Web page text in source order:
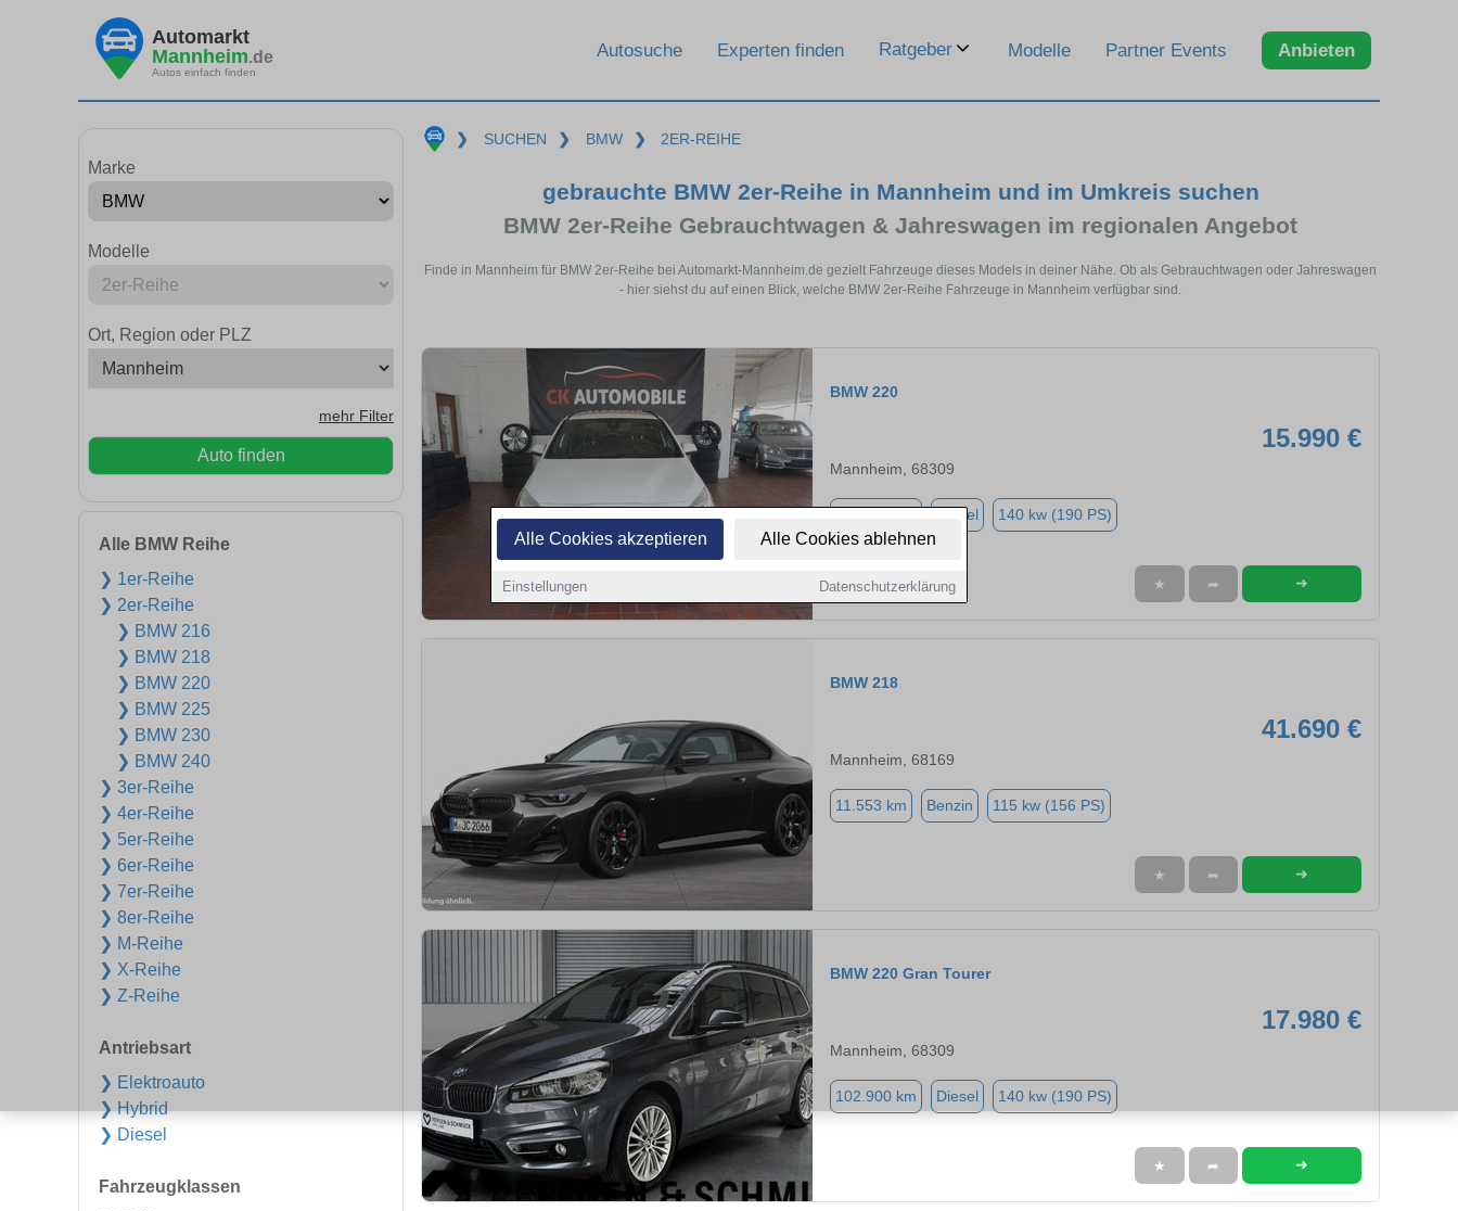
Alle Cookies akzeptieren Alle Cookies ablehnen
Einstellungen Datenschutzerklärung
Automarkt
Mannheim.de
Autos einfach finden
Autosuche Experten finden Ratgeber Modelle Partner Events Anbieten
Marke
Modelle
Ort, Region oder PLZ
mehr Filter
Auto finden
Alle BMW Reihe
❯ 1er-Reihe
❯ 2er-Reihe
❯ BMW 216
❯ BMW 218
❯ BMW 220
❯ BMW 225
❯ BMW 230
❯ BMW 240
❯ 3er-Reihe
❯ 4er-Reihe
❯ 5er-Reihe
❯ 6er-Reihe
❯ 7er-Reihe
❯ 8er-Reihe
❯ M-Reihe
❯ X-Reihe
❯ Z-Reihe
Antriebsart
❯ Elektroauto
❯ Hybrid
❯ Diesel
Fahrzeugklassen
❯ SUCHEN ❯ BMW ❯ 2ER-REIHE
gebrauchte BMW 2er-Reihe in Mannheim und im Umkreis suchen
BMW 2er-Reihe Gebrauchtwagen & Jahreswagen im regionalen Angebot
Finde in Mannheim für BMW 2er-Reihe bei Automarkt-Mannheim.de gezielt Fahrzeuge dieses Models in deiner Nähe. Ob als Gebrauchtwagen oder Jahreswagen
- hier siehst du auf einen Blick, welche BMW 2er-Reihe Fahrzeuge in Mannheim verfügbar sind.
BMW 220
15.990 €
Mannheim, 68309
Diesel 140 kw (190 PS)
★ ➦ ➜
BMW 218
41.690 €
Mannheim, 68169
11.553 km Benzin 115 kw (156 PS)
★ ➦ ➜
BMW 220 Gran Tourer
17.980 €
Mannheim, 68309
102.900 km Diesel 140 kw (190 PS)
★ ➦ ➜